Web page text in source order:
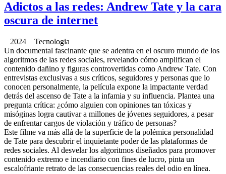
Adictos a las redes: Andrew Tate y la cara
oscura de internet
2024 Tecnologia
Un documental fascinante que se adentra en el oscuro mundo de los
algoritmos de las redes sociales, revelando cómo amplifican el
contenido dañino y figuras controvertidas como Andrew Tate. Con
entrevistas exclusivas a sus críticos, seguidores y personas que lo
conocen personalmente, la película expone la impactante verdad
detrás del ascenso de Tate a la infamia y su influencia. Plantea una
pregunta crítica: ¿cómo alguien con opiniones tan tóxicas y
misóginas logra cautivar a millones de jóvenes seguidores, a pesar
de enfrentar cargos de violación y tráfico de personas?
Este filme va más allá de la superficie de la polémica personalidad
de Tate para descubrir el inquietante poder de las plataformas de
redes sociales. Al desvelar los algoritmos diseñados para promover
contenido extremo e incendiario con fines de lucro, pinta un
escalofriante retrato de las consecuencias reales del odio en línea.